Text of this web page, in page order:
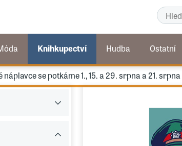
náplavce se potkáme 1., 15. a 29. srpna a 21.
Knihkupectví Hudba Ostatní